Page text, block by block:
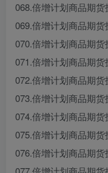
068.倍增计划商品期
069.倍增计划商品期
070.倍增计划商品期
071.倍增计划商品期
072.倍增计划商品期
073.倍增计划商品期
074.倍增计划商品期
075.倍增计划商品期
076.倍增计划商品期